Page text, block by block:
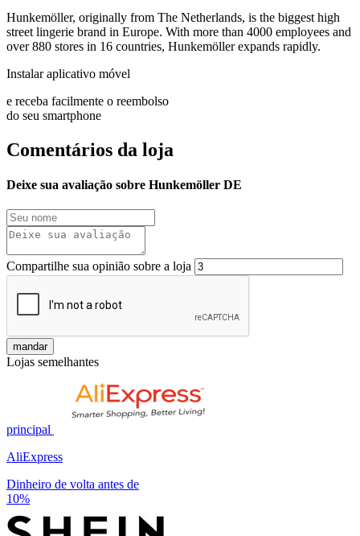
Hunkemöller, originally from The Netherlands, is the biggest high
street lingerie brand in Europe. With more than 4000 employees and
over 880 stores in 16 countries, Hunkemöller expands rapidly.
Instalar aplicativo móvel
e receba facilmente o reembolso
do seu smartphone
Comentários da loja
Deixe sua avaliação sobre Hunkemöller DE
Compartilhe sua opinião sobre a loja
mandar
Lojas semelhantes
principal
AliExpress
Dinheiro de volta antes de
10%